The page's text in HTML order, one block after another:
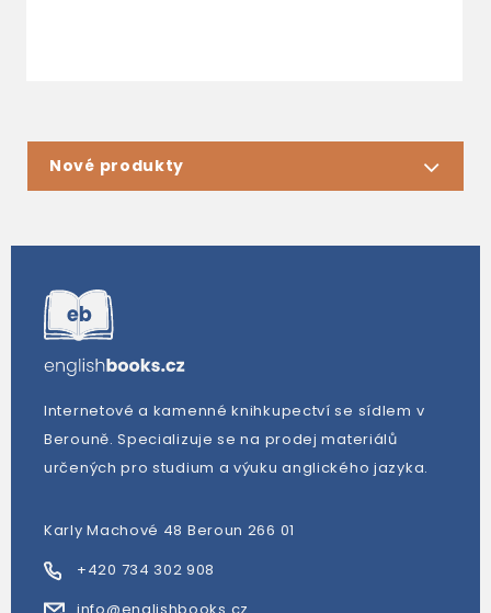
Nové produkty
Internetové a kamenné knihkupectví se sídlem v
Berouně. Specializuje se na prodej materiálů
určených pro studium a výuku anglického jazyka.
Karly Machové 48 Beroun 266 01
+420 734 302 908